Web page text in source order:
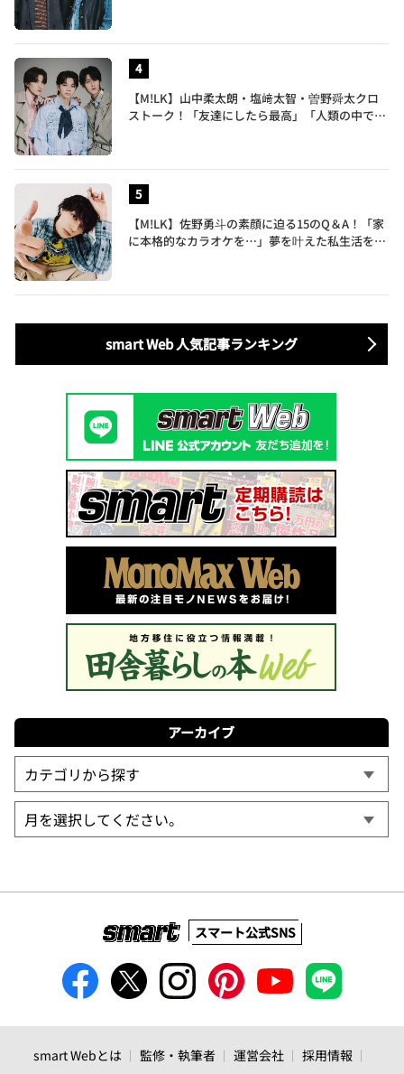
【M!LK】山中柔太朗・塩﨑太智・曽野舜太クロ
ストーク！「友達にしたら最高」「人類の中で桁
【M!LK】佐野勇斗の素顔に迫る15のQ＆A！「家
に本格的なカラオケを…」夢を叶えた私生活を公
smart Web 人気記事ランキング
アーカイブ
スマート公式SNS
smart Webとは 監修・執筆者 運営会社 採用情報